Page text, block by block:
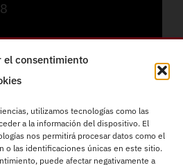
el consentimiento
utilizamos tecnologías como las
a la información del dispositivo. El
nos permitirá procesar datos como el
o las identificaciones únicas en este sitio.
puede afectar negativamente a
integrales
eléctricas